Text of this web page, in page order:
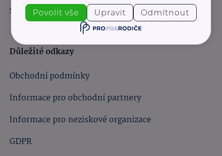
Sledujte nás:
Důležité odkazy
Obchodní podmínky
Informace pro obchodní partnery
Informace pro neziskové organizace
GDPR
Povolit vše Upravit Odmítnout